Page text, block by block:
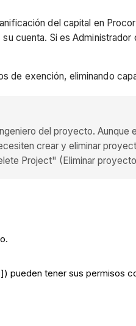
del capital en
cuenta. Si es
de exención, eliminando
del proyecto. Aunque
crear y eliminar
Project" (Eliminar
pueden tener sus permisos